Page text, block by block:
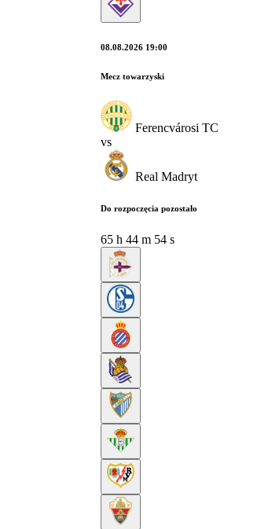
08.08.2026 19:00
Mecz towarzyski
Ferencvárosi TC
vs
Real Madryt
Do rozpoczęcia pozostało
65 h 44 m 53 s